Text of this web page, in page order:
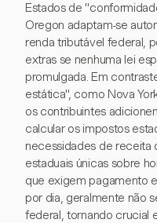
Estados de
Oregon adaptam-se
renda tributável federal,
extras se nenhuma lei
promulgada. Em
estática", como Nova
os contribuintes
calcular os impostos
necessidades de receita
estaduais únicas sobre
que exigem pagamento
por dia, geralmente não
federal, tornando crucial